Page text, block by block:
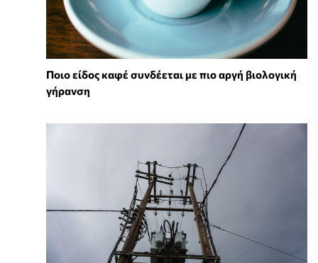
Ποιο είδος καφέ συνδέεται με πιο αργή βιολογική
γήρανση